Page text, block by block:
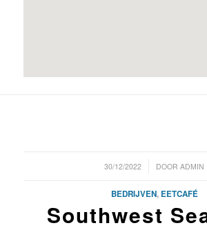
30/12/2022
/ DOORADMIN
BEDRIJVEN, EETCAFÉ
Southwest